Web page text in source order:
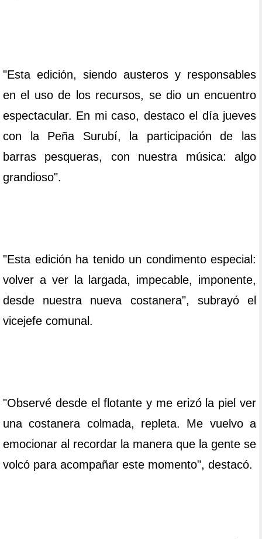
"Esta edición, siendo austeros y responsables
en el uso de los recursos, se dio un encuentro
espectacular. En mi caso, destaco el día jueves
con la Peña Surubí, la participación de las
barras pesqueras, con nuestra música: algo
grandioso".
"Esta edición ha tenido un condimento especial:
volver a ver la largada, impecable, imponente,
desde nuestra nueva costanera", subrayó el
vicejefe comunal.
"Observé desde el flotante y me erizó la piel ver
una costanera colmada, repleta. Me vuelvo a
emocionar al recordar la manera que la gente se
volcó para acompañar este momento", destacó.